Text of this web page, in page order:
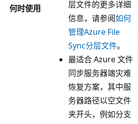
何时使用
层文件的更多详细
信息，请参阅如何
管理Azure File
Sync分层文件。
最适合 Azure 文件
同步服务器端灾难
恢复方案，其中服
务器路径以空文件
夹开头，例如分支